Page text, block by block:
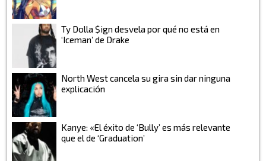
Ty Dolla $ign desvela por qué no está en
‘Iceman’ de Drake
North West cancela su gira sin dar ninguna
explicación
Kanye: «El éxito de ‘Bully’ es más relevante
que el de ‘Graduation’